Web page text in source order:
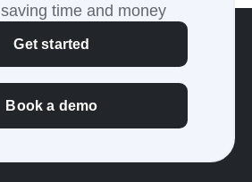
saving time and money.
Get started
Book a demo